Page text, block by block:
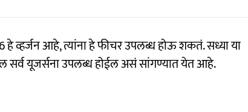
हे व्हर्जन आहे, त्यांना हे फीचर उपलब्ध होऊ शकतं. सध्या या
यूजर्सना उपलब्ध होईल असं सांगण्यात येत आहे.